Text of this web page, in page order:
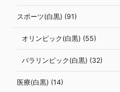
スポーツ(白黒) (91)
オリンピック(白黒) (55)
パラリンピック(白黒) (32)
医療(白黒) (14)